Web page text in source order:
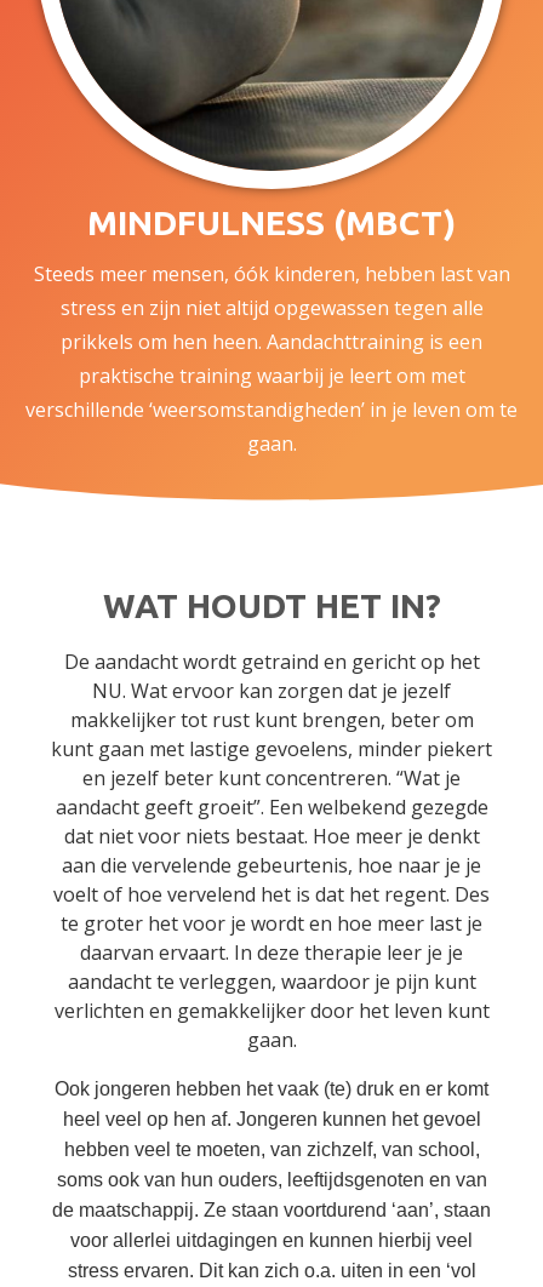
MINDFULNESS (MBCT)
Steeds meer mensen, óók kinderen, hebben last van
stress en zijn niet altijd opgewassen tegen alle
prikkels om hen heen. Aandachttraining is een
praktische training waarbij je leert om met
verschillende ‘weersomstandigheden’ in je leven om te
gaan.
WAT HOUDT HET IN?
De aandacht wordt getraind en gericht op het
NU. Wat ervoor kan zorgen dat je jezelf
makkelijker tot rust kunt brengen, beter om
kunt gaan met lastige gevoelens, minder piekert
en jezelf beter kunt concentreren. “Wat je
aandacht geeft groeit”. Een welbekend gezegde
dat niet voor niets bestaat. Hoe meer je denkt
aan die vervelende gebeurtenis, hoe naar je je
voelt of hoe vervelend het is dat het regent. Des
te groter het voor je wordt en hoe meer last je
daarvan ervaart. In deze therapie leer je je
aandacht te verleggen, waardoor je pijn kunt
verlichten en gemakkelijker door het leven kunt
gaan.
Ook jongeren hebben het vaak (te) druk en er komt
heel veel op hen af. Jongeren kunnen het gevoel
hebben veel te moeten, van zichzelf, van school,
soms ook van hun ouders, leeftijdsgenoten en van
de maatschappij. Ze staan voortdurend ‘aan’, staan
voor allerlei uitdagingen en kunnen hierbij veel
stress ervaren. Dit kan zich o.a. uiten in een ‘vol